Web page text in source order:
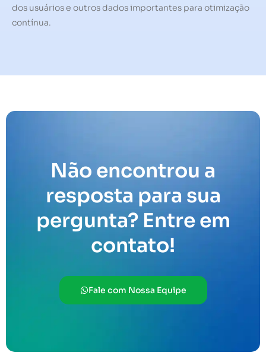
dos usuários e outros dados importantes para otimização
contínua.
Não encontrou a
resposta para sua
pergunta? Entre em
contato!
Fale com Nossa Equipe